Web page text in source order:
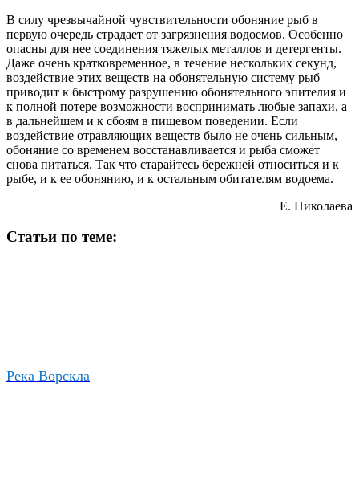
В силу чрезвычайной чувствительности обоняние рыб в
первую очередь страдает от загрязнения водоемов. Особенно
опасны для нее соединения тяжелых металлов и детергенты.
Даже очень кратковременное, в течение нескольких секунд,
воздействие этих веществ на обонятельную систему рыб
приводит к быстрому разрушению обонятельного эпителия и
к полной потере возможности воспринимать любые запахи, а
в дальнейшем и к сбоям в пищевом поведении. Если
воздействие отравляющих веществ было не очень сильным,
обоняние со временем восстанавливается и рыба сможет
снова питаться. Так что старайтесь бережней относиться и к
рыбе, и к ее обонянию, и к остальным обитателям водоема.
Е. Николаева
Статьи по теме:
Река Ворскла